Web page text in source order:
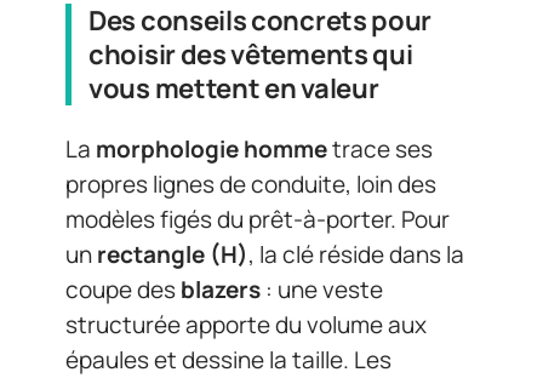
Des conseils concrets pour
choisir des vêtements qui
vous mettent en valeur
La morphologie hommetrace ses
propres lignes de conduite, loin des
modèles figés du prêt-à-porter. Pour
unrectangle (H), la clé réside dans la
coupe desblazers : une veste
structurée apporte du volume aux
épaules et dessine la taille. Les